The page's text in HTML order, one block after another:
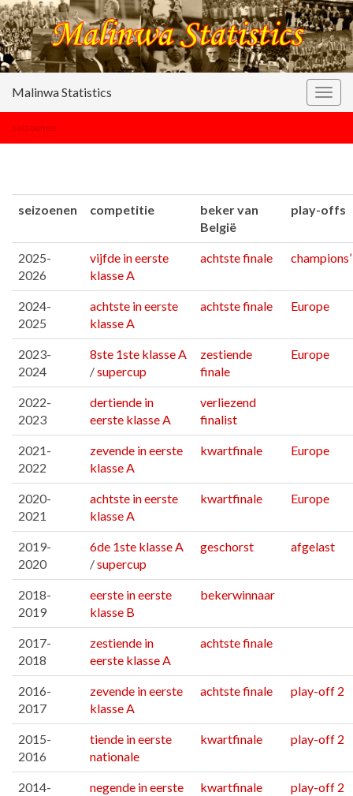
Malinwa Statistics
seizoenen
seizoenen competitie
beker van
België
play-offs
2025-
2026
vijfde in eerste
klasse A
achtste finale champions’
2024-
2025
achtste in eerste
klasse A
achtste finale Europe
2023-
2024
8ste 1ste klasse A
/supercup
zestiende
finale
Europe
2022-
2023
dertiende in
eerste klasse A
verliezend
finalist
2021-
2022
zevende in eerste
klasse A
kwartfinale Europe
2020-
2021
achtste in eerste
klasse A
kwartfinale Europe
2019-
2020
6de 1ste klasse A
/supercup
geschorst afgelast
2018-
2019
eerste in eerste
klasse B
bekerwinnaar
2017-
2018
zestiende in
eerste klasse A
achtste finale
2016-
2017
zevende in eerste
klasse A
achtste finale play-off 2
2015-
2016
tiende in eerste
nationale
kwartfinale play-off 2
2014-
negende in eerste
kwartfinale play-off 2